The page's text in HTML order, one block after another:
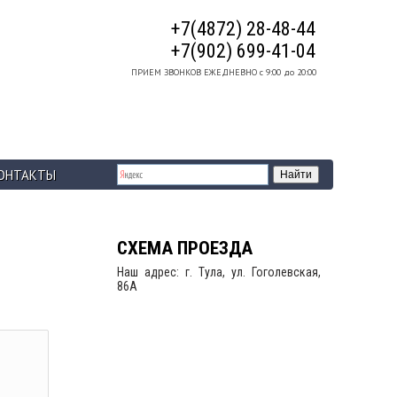
+7(4872) 28-48-44
+7(902) 699-41-04
ПРИЕМ ЗВОНКОВ ЕЖЕДНЕВНО с 9:00 до 20:00
СХЕМА ПРОЕЗДА
Наш адрес: г. Тула, ул. Гоголевская,
86А